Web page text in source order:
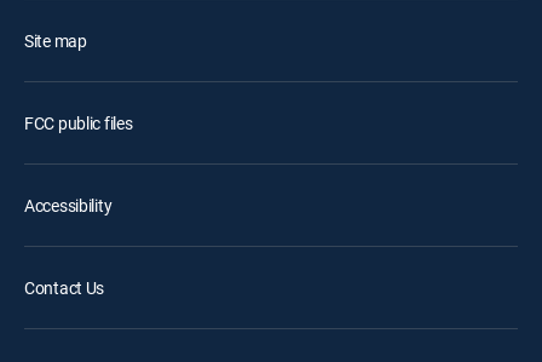
Site map
FCC public files
Accessibility
Contact Us